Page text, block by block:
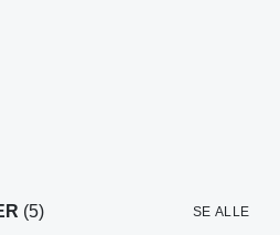
(5) SE ALLE